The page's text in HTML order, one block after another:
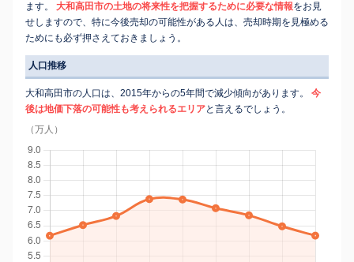
ます。
大和高田市の土地の将来性を把握するために必要な情報をお見
せしますので、特に今後売却の可能性がある人は、売却時期を見極める
ためにも必ず押さえておきましょう。
人口推移
大和高田市の人口は、2015年からの5年間で減少傾向があります。
今
後は地価下落の可能性も考えられるエリアと言えるでしょう。
（万人）